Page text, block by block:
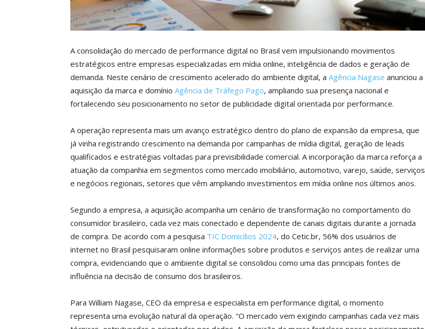
A consolidação do mercado de performance digital no Brasil vem impulsionando movimentos
estratégicos entre empresas especializadas em mídia online, inteligência de dados e geração de
demanda. Neste cenário de crescimento acelerado do ambiente digital, a Agência Nagase anunciou a
aquisição da marca e domínio Agência de Tráfego Pago, ampliando sua presença nacional e
fortalecendo seu posicionamento no setor de publicidade digital orientada por performance.
A operação representa mais um avanço estratégico dentro do plano de expansão da empresa, que
já vinha registrando crescimento na demanda por campanhas de mídia digital, geração de leads
qualificados e estratégias voltadas para previsibilidade comercial. A incorporação da marca reforça a
atuação da companhia em segmentos como mercado imobiliário, automotivo, varejo, saúde, serviços
e negócios regionais, setores que vêm ampliando investimentos em mídia online nos últimos anos.
Segundo a empresa, a aquisição acompanha um cenário de transformação no comportamento do
consumidor brasileiro, cada vez mais conectado e dependente de canais digitais durante a jornada
de compra. De acordo com a pesquisa TIC Domicílios 2024, do Cetic.br, 56% dos usuários de
internet no Brasil pesquisaram online informações sobre produtos e serviços antes de realizar uma
compra, evidenciando que o ambiente digital se consolidou como uma das principais fontes de
influência na decisão de consumo dos brasileiros.
Para William Nagase, CEO da empresa e especialista em performance digital, o momento
representa uma evolução natural da operação. "O mercado vem exigindo campanhas cada vez mais